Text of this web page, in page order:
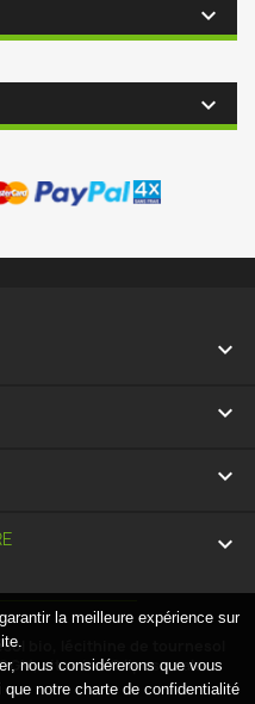





la meilleure expérience sur
nous considérerons que vous
notre charte de confidentialité
keyboard_arrow_down
bio, lécithine de tournesol
vitamine C liposomale.